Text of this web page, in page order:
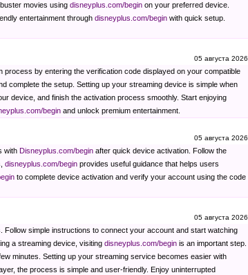
movies using disneyplus.com/begin on your preferred device.
entertainment through disneyplus.com/begin with quick setup.
05 августа 2026
process by entering the verification code displayed on your compatible
complete the setup. Setting up your streaming device is simple when
device, and finish the activation process smoothly. Start enjoying
begin and unlock premium entertainment.
05 августа 2026
with Disneyplus.com/begin after quick device activation. Follow the
disneyplus.com/begin provides useful guidance that helps users
to complete device activation and verify your account using the code
05 августа 2026
simple instructions to connect your account and start watching
a streaming device, visiting disneyplus.com/begin is an important step.
minutes. Setting up your streaming service becomes easier with
the process is simple and user-friendly. Enjoy uninterrupted